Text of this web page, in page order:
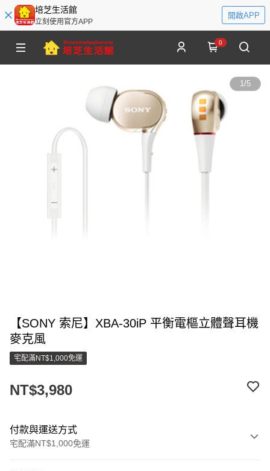
培芝生活館
立刻使用官方APP
開啟APP
0
1/5
【SONY 索尼】XBA-30iP 平衡電樞立體聲耳機
麥克風
宅配滿NT$1,000免運
NT$3,980
付款與運送方式
宅配滿NT$1,000免運